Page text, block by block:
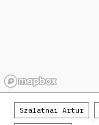
Szalatnai Artur